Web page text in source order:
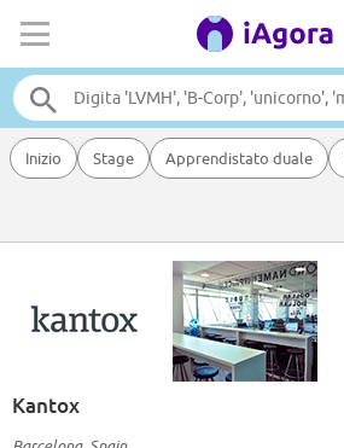
Inizio Stage Apprendistato duale
Kantox